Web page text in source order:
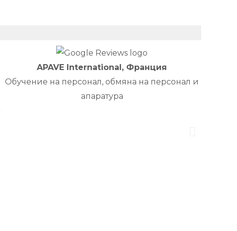
APAVE International, Франция
Обучение на персонал, обмяна на персонал и
апаратура